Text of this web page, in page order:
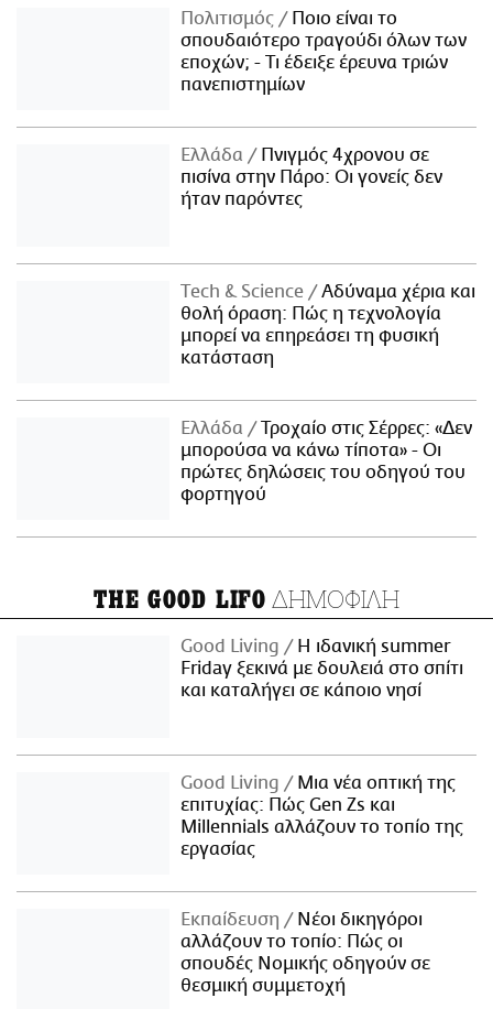
Πολιτισμός
Ποιο είναι το
σπουδαιότερο τραγούδι όλων των
εποχών; - Τι έδειξε έρευνα τριών
πανεπιστημίων
Ελλάδα
Πνιγμός 4χρονου σε
πισίνα στην Πάρο: Οι γονείς δεν
ήταν παρόντες
Τech & Science
Αδύναμα χέρια και
θολή όραση: Πώς η τεχνολογία
μπορεί να επηρεάσει τη φυσική
κατάσταση
Ελλάδα
Τροχαίο στις Σέρρες: «Δεν
μπορούσα να κάνω τίποτα» - Οι
πρώτες δηλώσεις του οδηγού του
φορτηγού
THE GOOD LIFO ΔΗΜΟΦΙΛΗ
Good Living
Η ιδανική summer
Friday ξεκινά με δουλειά στο σπίτι
και καταλήγει σε κάποιο νησί
Good Living
Μια νέα οπτική της
επιτυχίας: Πώς Gen Zs και
Millennials αλλάζουν το τοπίο της
εργασίας
Εκπαίδευση
Νέοι δικηγόροι
αλλάζουν το τοπίο: Πώς οι
σπουδές Νομικής οδηγούν σε
θεσμική συμμετοχή